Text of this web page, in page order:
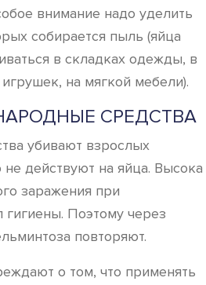
внимание надо уделить
собирается пыль (яйца
в складках одежды, в
на мягкой мебели).
СРЕДСТВА
убивают взрослых
действуют на яйца. Высока
заражения при
Поэтому через
повторяют.
о том, что применять